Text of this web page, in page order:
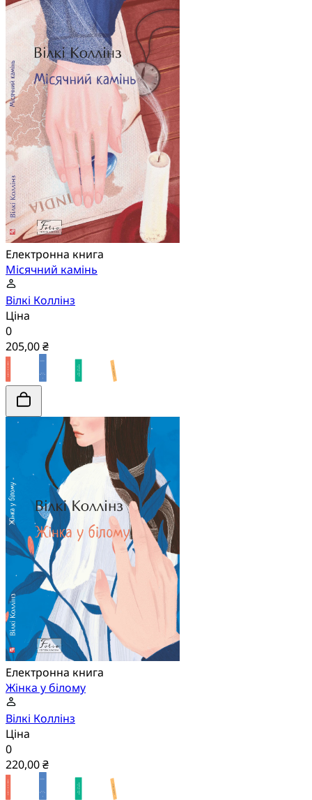
Електронна книга
Місячний камінь
Вілкі Коллінз
Ціна
0
205,00 ₴
Електронна книга
Жінка у білому
Вілкі Коллінз
Ціна
0
220,00 ₴